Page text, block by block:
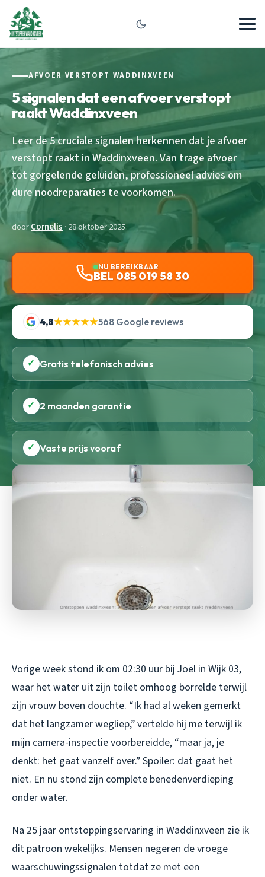
AFVOER VERSTOPT WADDINXVEEN
5 signalen dat een afvoer verstopt
raakt Waddinxveen
Leer de 5 cruciale signalen herkennen dat je afvoer
verstopt raakt in Waddinxveen. Van trage afvoer
tot gorgelende geluiden, professioneel advies om
dure noodreparaties te voorkomen.
doorCornelis· 28 oktober 2025
NU BEREIKBAAR
BEL 085 019 58 30
4,8★★★★★568 Google reviews
✓ Gratis telefonisch advies
✓ 2 maanden garantie
✓ Vaste prijs vooraf
Vorige week stond ik om 02:30 uur bij Joël in Wijk 03,
waar het water uit zijn toilet omhoog borrelde terwijl
zijn vrouw boven douchte. “Ik had al weken gemerkt
dat het langzamer wegliep,” vertelde hij me terwijl ik
mijn camera-inspectie voorbereidde, “maar ja, je
denkt: het gaat vanzelf over.” Spoiler: dat gaat het
niet. En nu stond zijn complete benedenverdieping
onder water.
Na 25 jaar ontstoppingservaring in Waddinxveen zie ik
dit patroon wekelijks. Mensen negeren de vroege
waarschuwingssignalen totdat ze met een